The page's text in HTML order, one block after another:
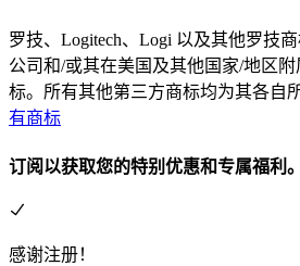
罗技、Logitech、Logi 以及其他罗技
公司和/或其在美国及其他国家/地区
标。所有其他第三方商标均为其各自
有商标
订阅以获取您的特别优惠和专属福利。
感谢注册！